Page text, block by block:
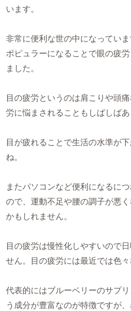
います。
非常に便利な世の中になってい
ポピュラーになることで眼の疲
ました。
目の疲労というのは肩こりや頭
労に悩まされることもしばしばあ
目が疲れることで生活の水準が
ね。
またパソコンなど便利になるに
ので、運動不足や腰の調子が悪
かもしれません。
目の疲労は慢性化しやすいので
せん。目の疲労には最近では色
代表的にはブルーベリーのサプ
う成分が豊富なのが特徴ですが